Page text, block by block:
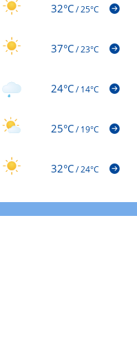
32°C/25°C
37°C/23°C
24°C/14°C
25°C/19°C
32°C/24°C